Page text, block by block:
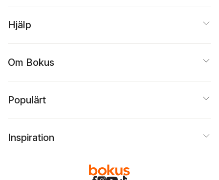
Hjälp
Om Bokus
Populärt
Inspiration